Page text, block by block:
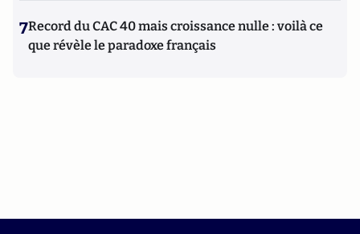
7Record du CAC 40 mais croissance nulle : voilà ce
que révèle le paradoxe français